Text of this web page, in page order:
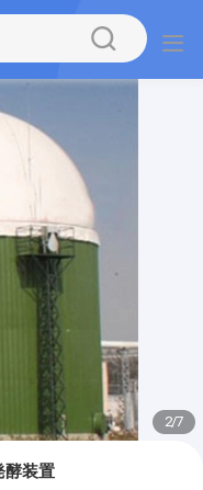
2/7
酵装置